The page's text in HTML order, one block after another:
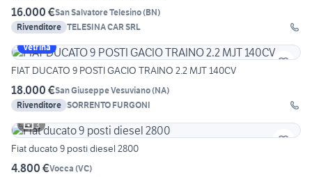
16.000 €San Salvatore Telesino(BN)
Rivenditore TELESINA CAR SRL
Vetrina
FIAT DUCATO 9 POSTI GACIO TRAINO 2.2 MJT 140CV
18.000 €San Giuseppe Vesuviano(NA)
Rivenditore SORRENTO FURGONI
3
Fiat ducato 9 posti diesel 2800
4.800 €Vocca (VC)